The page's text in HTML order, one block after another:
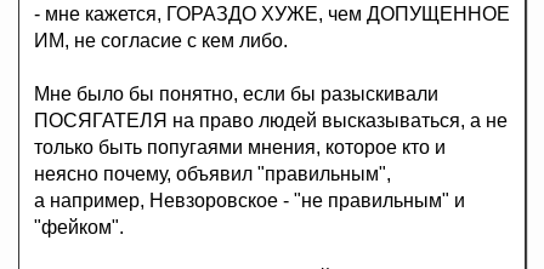
- мне кажется, ГОРАЗДО ХУЖЕ, чем ДОПУЩЕННОЕ
ИМ, не согласие с кем либо.
Мне было бы понятно, если бы разыскивали
ПОСЯГАТЕЛЯ на право людей высказываться, а не
только быть попугаями мнения, которое кто и
неясно почему, объявил "правильным",
а например, Невзоровское - "не правильным" и
"фейком".